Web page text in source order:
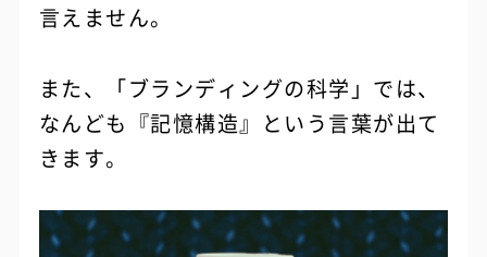
言えません。
また、「ブランディングの科学」では、
なんども『記憶構造』という言葉が出て
きます。